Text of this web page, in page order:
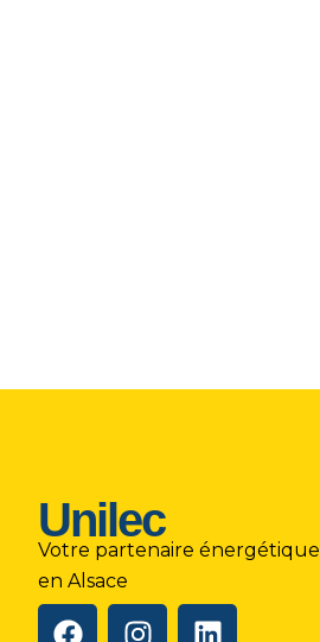
Unilec
Votre partenaire énergétique
en Alsace